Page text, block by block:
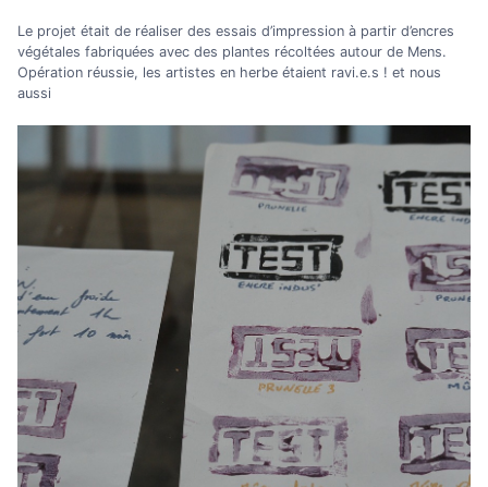
Le projet était de réaliser des essais d’impression à partir d’encres
végétales fabriquées avec des plantes récoltées autour de Mens.
Opération réussie, les artistes en herbe étaient ravi.e.s ! et nous
aussi